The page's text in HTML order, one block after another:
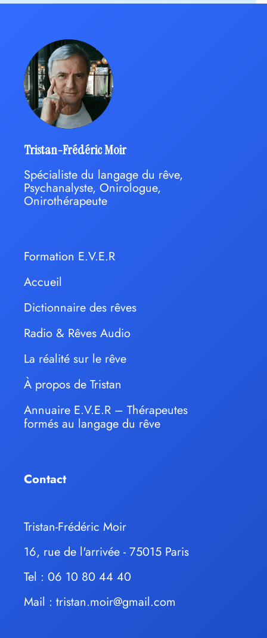
Tristan-Frédéric Moir
Spécialiste du langage du rêve,
Psychanalyste, Onirologue,
Onirothérapeute
Formation E.V.E.R
Accueil
Dictionnaire des rêves
Radio & Rêves Audio
La réalité sur le rêve
À propos de Tristan
Annuaire E.V.E.R – Thérapeutes
formés au langage du rêve
Contact
Tristan-Frédéric Moir
16, rue de l'arrivée - 75015 Paris
Tel : 06 10 80 44 40
Mail : tristan.moir@gmail.com